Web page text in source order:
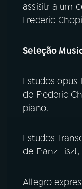
08PRÊMIO
Instagram
assisitr a um
Frederic
Seleção
Estudos opus
de Frederic
piano.
Estudos
de Franz
Allegro